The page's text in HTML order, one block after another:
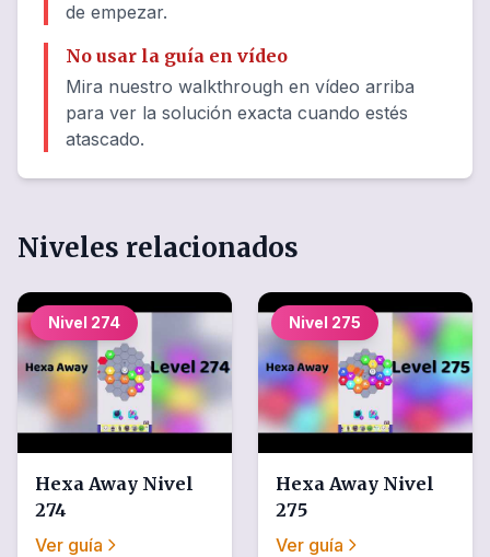
de empezar.
No usar la guía en vídeo
Mira nuestro walkthrough en vídeo arriba
para ver la solución exacta cuando estés
atascado.
Niveles relacionados
Nivel 274
Hexa Away Nivel
274
Ver guía
Nivel 275
Hexa Away Nivel
275
Ver guía